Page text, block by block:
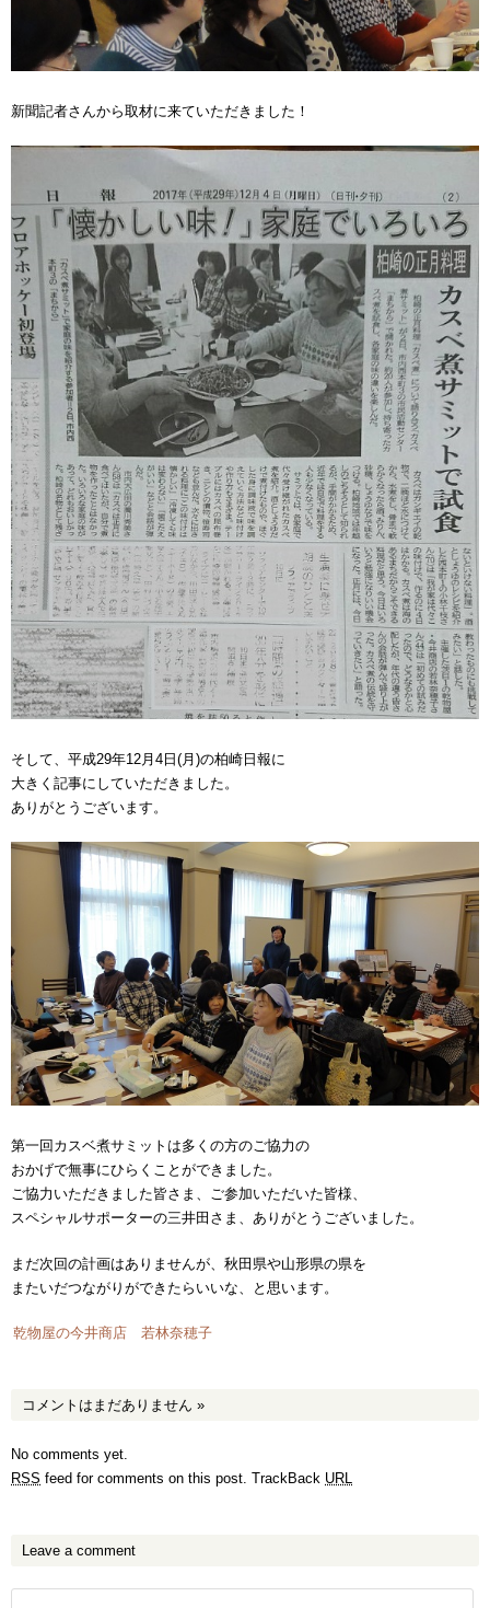
新聞記者さんから取材に来ていただきました！
そして、平成29年12月4日(月)の柏崎日報に
大きく記事にしていただきました。
ありがとうございます。
第一回カスベ煮サミットは多くの方のご協力の
おかげで無事にひらくことができました。
ご協力いただきました皆さま、ご参加いただいた皆様、
スペシャルサポーターの三井田さま、ありがとうございました。
まだ次回の計画はありませんが、秋田県や山形県の県を
またいだつながりができたらいいな、と思います。
乾物屋の今井商店 若林奈穂子
コメントはまだありません »
No comments yet.
RSS feed for comments on this post. TrackBack URL
Leave a comment